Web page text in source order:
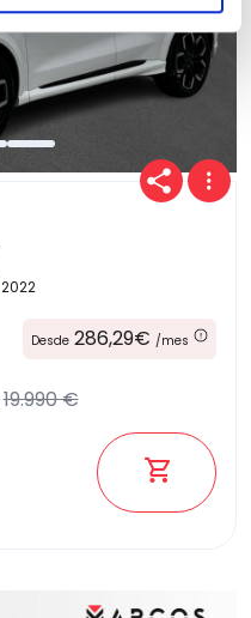
2022
Desde 286,29€ /mes
19.990 €